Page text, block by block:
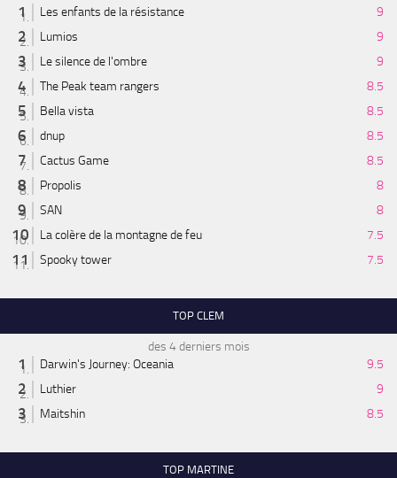
Les enfants de la résistance
9
Lumios
9
Le silence de l'ombre
9
The Peak team rangers
8.5
Bella vista
8.5
dnup
8.5
Cactus Game
8.5
Propolis
8
SAN
8
La colère de la montagne de feu
7.5
Spooky tower
7.5
TOP CLEM
des 4 derniers mois
Darwin's Journey: Oceania
9.5
Luthier
9
Maitshin
8.5
TOP MARTINE